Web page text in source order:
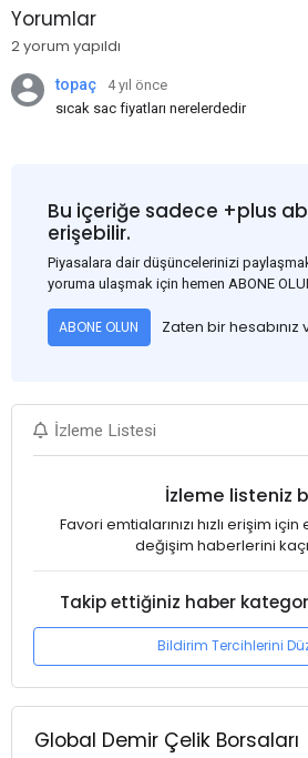
Yorumlar
2 yorum yapıldı
topaç
4 yıl önce
sıcak sac fiyatları nerelerdedir
Bu içeriğe sadece +plus
erişebilir.
Piyasalara dair düşüncelerinizi
yoruma ulaşmak için hemen ABONE
ABONE OLUN Zaten bir hesabınız
İzleme Listesi
İzleme listeniz
Favori emtialarınızı hızlı erişim
değişim haberlerini
Takip ettiğiniz haber
Bildirim Tercihlerini
Global Demir Çelik Borsaları